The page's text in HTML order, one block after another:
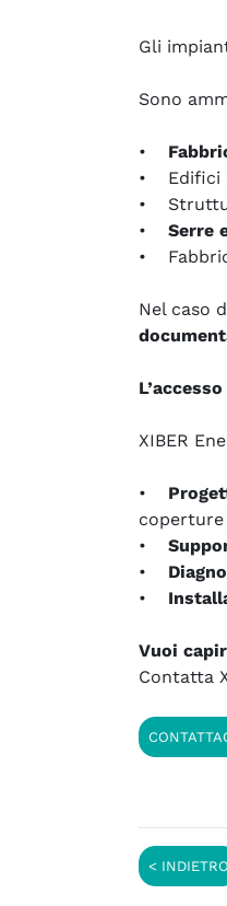
Gli
Sono
•
• Edifici
•
• Serre
•
Nel caso
XIBER
•
coperture
•
•
•
Vuoi
Contatta